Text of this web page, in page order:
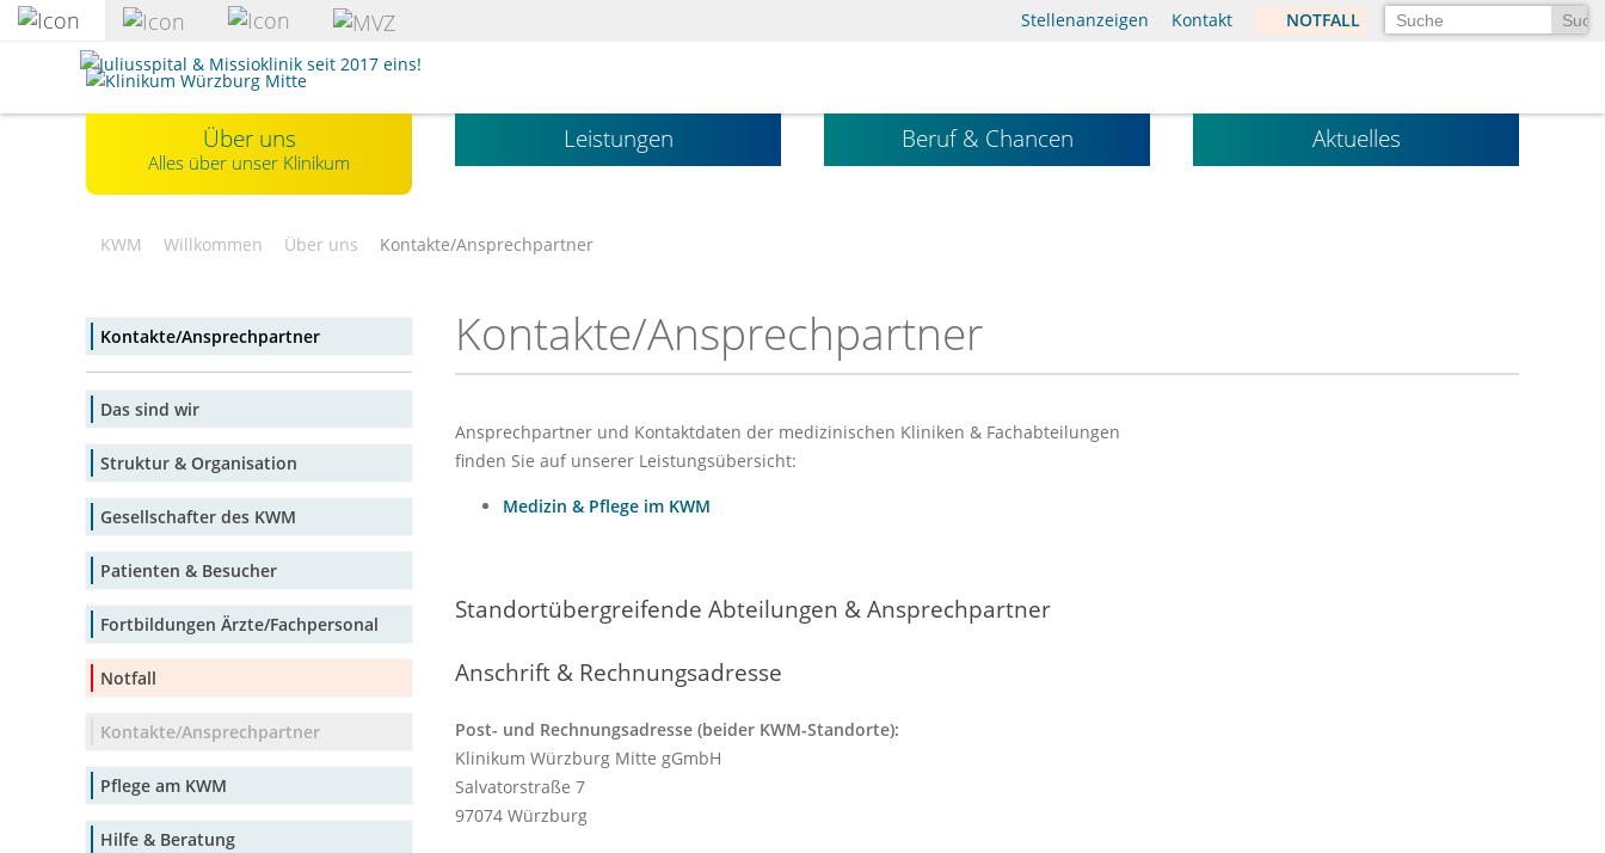
zum
Stellenanzeigen Kontakt NOTFALL Suchen
Klinikum
Würzburg
Mitte
gGmbHÜber uns
Alles über unser Klinikum
Leistungen Beruf & Chancen Aktuelles
KWM Willkommen Über uns Kontakte/Ansprechpartner
Kontakte/Ansprechpartner
Das sind wir
Struktur & Organisation
Gesellschafter des KWM
Patienten & Besucher
Fortbildungen Ärzte/Fachpersonal
Notfall
Kontakte/Ansprechpartner
Pflege am KWM
Hilfe & Beratung
Kontakte/Ansprechpartner
Ansprechpartner und Kontaktdaten der medizinischen Kliniken & Fachabteilungen
finden Sie auf unserer Leistungsübersicht:
Medizin & Pflege im KWM
Standortübergreifende Abteilungen & Ansprechpartner
Anschrift & Rechnungsadresse
Post- und Rechnungsadresse (beider KWM-Standorte):
Klinikum Würzburg Mitte gGmbH
Salvatorstraße 7
97074 Würzburg